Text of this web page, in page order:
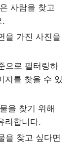
사람을 찾고
.
을 가진 사진을
으로 필터링하
지를 찾을 수 있
을 찾기 위해
리합니다.
을 찾고 싶다면